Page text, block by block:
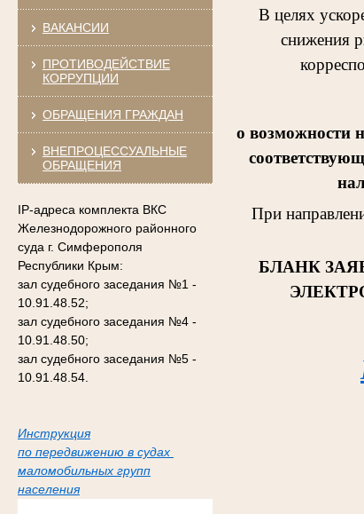
ВАКАНСИИ
ПРОТИВОДЕЙСТВИЕ
КОРРУПЦИИ
ОБРАЩЕНИЯ ГРАЖДАН
ВНЕПРОЦЕССУАЛЬНЫЕ
ОБРАЩЕНИЯ
IP-адреса комплекта ВКС
Железнодорожного районного
суда г. Симферополя
Республики Крым:
зал судебного заседания №1 -
10.91.48.52;
зал судебного заседания №4 -
10.91.48.50;
зал судебного заседания №5 -
10.91.48.54.
Инструкция
по передвижению в судах
маломобильных групп
населения
В целях
снижения
о возможности
При
БЛАНК